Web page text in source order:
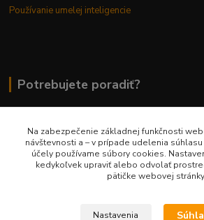
Používanie umelej inteligencie
Potrebujete poradiť?
0948 236 042
info@margaretkashop.sk
Na zabezpečenie základnej funkčnosti
návštevnosti a – v prípade udelenia
účely používame súbory cookies.
kedykoľvek upraviť alebo odvolať
pätičke webovej
Nastavenia